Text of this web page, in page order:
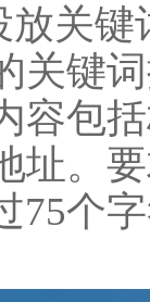
放关
关键
容包
址。
75个